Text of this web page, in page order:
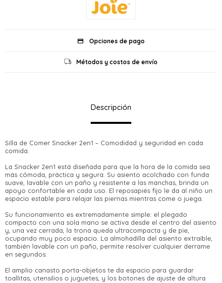
Opciones de pago
Métodos y costos de envío
Descripción
Silla de Comer Snacker 2en1 – Comodidad y seguridad en cada
comida.
La Snacker 2en1 está diseñada para que la hora de la comida sea
más cómoda, práctica y segura. Su asiento acolchado con funda
suave, lavable con un paño y resistente a las manchas, brinda un
apoyo confortable en cada uso. El reposapiés fijo le da al niño un
espacio estable para relajar las piernas mientras come o juega.
Su funcionamiento es extremadamente simple: el plegado
compacto con una sola mano se activa desde el centro del asiento
y, una vez cerrada, la trona queda ultracompacta y de pie,
ocupando muy poco espacio. La almohadilla del asiento extraíble,
también lavable con un paño, permite resolver cualquier derrame
en segundos.
El amplio canasto porta-objetos te da espacio para guardar
toallitas, utensilios o juguetes, y los botones de ajuste de altura
Comprá en 3 cuotas sin recargo o hasta en